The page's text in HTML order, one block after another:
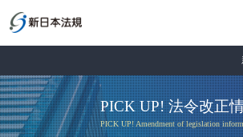
PICK UP! 法令改正
PICK UP! Amendment of legislation